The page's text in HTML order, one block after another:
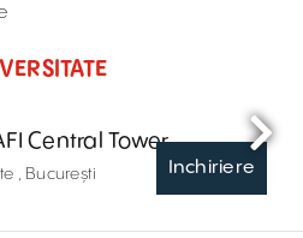
Inchiriere
Central Tower
, București